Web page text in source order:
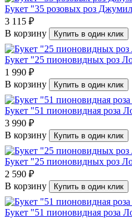
Букет "35 розовых роз
3 115 ₽
В корзину
Купить в один клик
Букет "25 пионовидных роз
1 990 ₽
В корзину
Купить в один клик
Букет "51 пионовидная роза
3 990 ₽
В корзину
Купить в один клик
Букет "25 пионовидных роз
2 590 ₽
В корзину
Купить в один клик
Букет "51 пионовидная роза